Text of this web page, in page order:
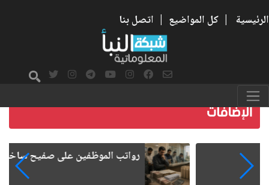
الرئيسية | كل المواضيع | اتصل بنا
رواتب الموظفين على صفيح ساخن